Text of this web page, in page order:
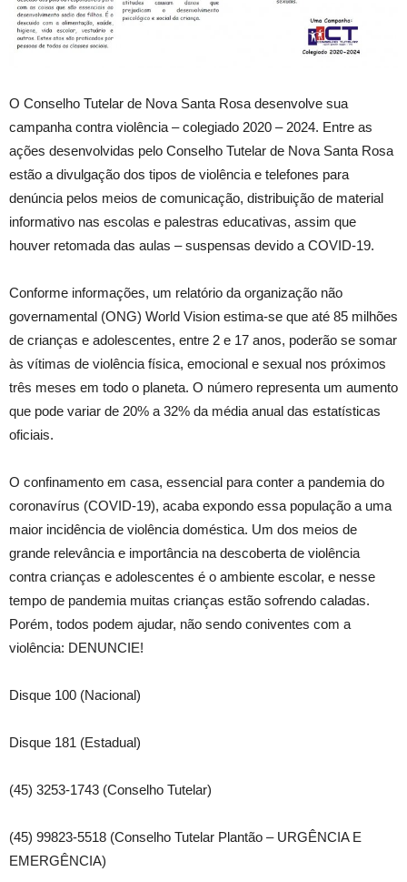
O Conselho Tutelar de Nova Santa Rosa desenvolve sua
campanha contra violência – colegiado 2020 – 2024. Entre as
ações desenvolvidas pelo Conselho Tutelar de Nova Santa Rosa
estão a divulgação dos tipos de violência e telefones para
denúncia pelos meios de comunicação, distribuição de material
informativo nas escolas e palestras educativas, assim que
houver retomada das aulas – suspensas devido a COVID-19.
Conforme informações, um relatório da organização não
governamental (ONG) World Vision estima-se que até 85 milhões
de crianças e adolescentes, entre 2 e 17 anos, poderão se somar
às vítimas de violência física, emocional e sexual nos próximos
três meses em todo o planeta. O número representa um aumento
que pode variar de 20% a 32% da média anual das estatísticas
oficiais.
O confinamento em casa, essencial para conter a pandemia do
coronavírus (COVID-19), acaba expondo essa população a uma
maior incidência de violência doméstica. Um dos meios de
grande relevância e importância na descoberta de violência
contra crianças e adolescentes é o ambiente escolar, e nesse
tempo de pandemia muitas crianças estão sofrendo caladas.
Porém, todos podem ajudar, não sendo coniventes com a
violência: DENUNCIE!
Disque 100 (Nacional)
Disque 181 (Estadual)
(45) 3253-1743 (Conselho Tutelar)
(45) 99823-5518 (Conselho Tutelar Plantão – URGÊNCIA E
EMERGÊNCIA)